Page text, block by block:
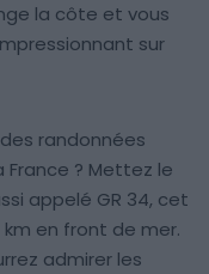
la côte et vous
sur
randonnées
? Mettez le
appelé GR 34, cet
km en front de mer.
admirer les